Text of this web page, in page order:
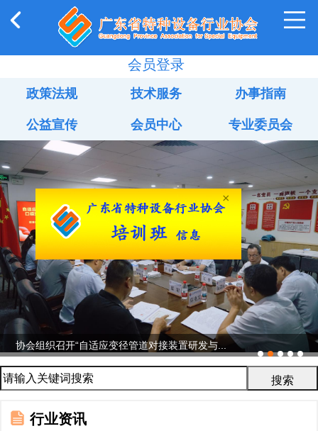
会员登录
政策法规 技术服务 办事指南
公益宣传 会员中心 专业委员会
协会组织召开“自适应变径管道对接装置研发与...
行业资讯
×